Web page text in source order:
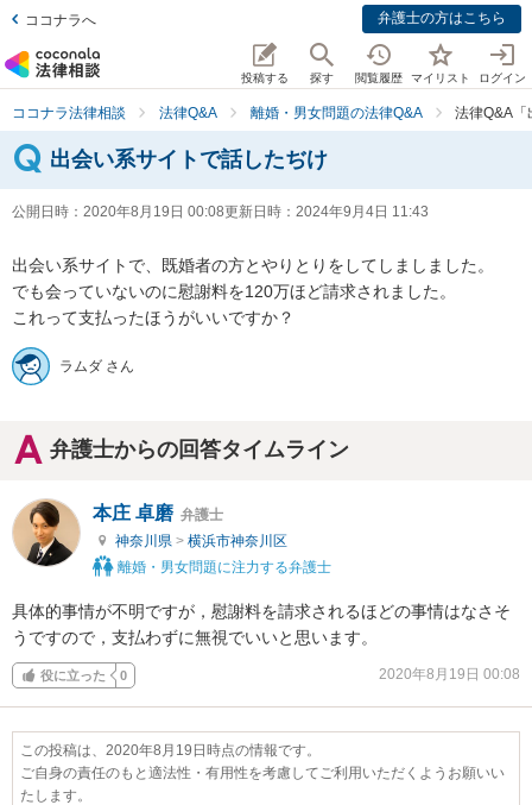
ココナラへ 弁護士の方はこちら
投稿する 探す 閲覧履歴 マイリスト ログイン
ココナラ法律相談 法律Q&A 離婚・男女問題の法律Q&A 法律Q&A「
出会い系サイトで話したぢけ
公開日時： 2020年8月19日 00:08更新日時： 2024年9月4日 11:43
出会い系サイトで、既婚者の方とやりとりをしてしましました。
でも会っていないのに慰謝料を120万ほど請求されました。
これって支払ったほうがいいですか？
ラムダ さん
弁護士からの回答タイムライン
本庄 卓磨 弁護士
神奈川県 > 横浜市神奈川区
離婚・男女問題に注力する弁護士
具体的事情が不明ですが，慰謝料を請求されるほどの事情はなさそ
うですので，支払わずに無視でいいと思います。
役に立った 0 2020年8月19日 00:08
この投稿は、2020年8月19日時点の情報です。
ご自身の責任のもと適法性・有用性を考慮してご利用いただくようお願いい
たします。